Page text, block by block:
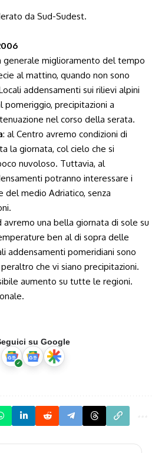
da Sud-Sudest.
generale miglioramento del tempo
al mattino, quando non sono
addensamenti sui rilievi alpini
precipitazioni a
nel corso della serata.
: al Centro avremo condizioni di
la giornata, col cielo che si
nuvoloso. Tuttavia, al
potranno interessare i
del medio Adriatico, senza
avremo una bella giornata di sole su
ben al di sopra delle
addensamenti pomeridiani sono
che vi siano precipitazioni.
aumento su tutte le regioni.
su Google